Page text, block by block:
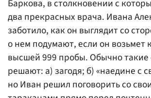
Баркова, в столкновении с
два прекрасных врача. Ивана
заботило, как он выглядит со
о нем подумают, если он возьмет
высшей 999 пробы. Обычно
решают: а) загодя; б) «наедине с
но Иван решил поговорить со